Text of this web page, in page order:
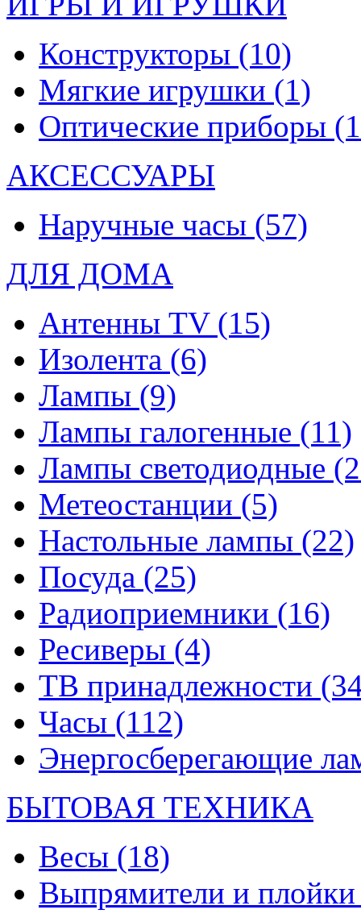
Конструкторы (10)
Мягкие игрушки (1)
Оптические приборы
АКСЕССУАРЫ
Наручные часы (57)
ДЛЯ ДОМА
Антенны TV (15)
Изолента (6)
Лампы (9)
Лампы галогенные (11)
Лампы светодиодные
Метеостанции (5)
Настольные лампы (22)
Посуда (25)
Радиоприемники (16)
Ресиверы (4)
ТВ принадлежности
Часы (112)
Энергосберегающие
БЫТОВАЯ ТЕХНИКА
Весы (18)
Выпрямители и